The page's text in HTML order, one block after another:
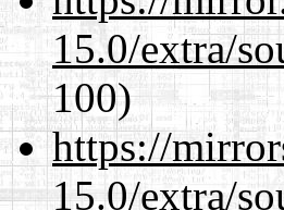
15.0/extra/
100)
https://
15.0/extra/